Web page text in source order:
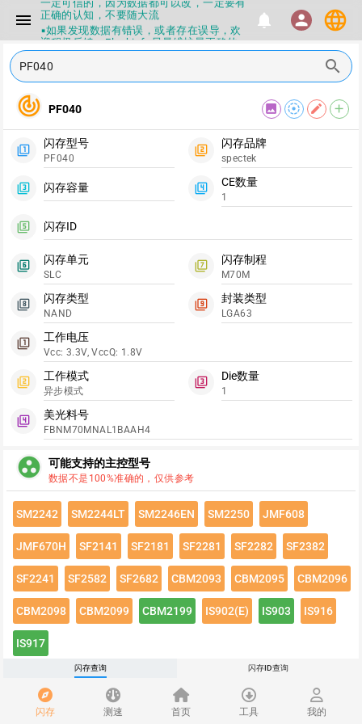
menu
正确的认知，不要随大流
▪如果发现数据有错误，或者存在误导，欢
迎积极反馈，Flashinfo尽量维护最正确的
指导性数据
▪Flashinfo APP更新技术规格和量产工具标
签啦，使用更加丝滑，快点击下载吧
下载服务会暂停一段时间才能恢复
本来就有不确定性，任何第三方工具提供的
数据都不要100%相信，包括量产工具都不
一定可信的，因为数据都可以改，一定要有
正确的认知，不要随大流
▪如果发现数据有错误，或者存在误导，欢
迎积极反馈，Flashinfo尽量维护最正确的
▪Flashinfo APP更新技术规格和量产工具标
签啦，使用更加丝滑，快点击下载吧
notifications person language
闪存 测速 首页 工具 我的
search
track_changes PF040 image filter_tilt_shift edit add
filter_1
闪存型号
PF040
filter_2
闪存品牌
spectek
filter_3 闪存容量 filter_4
CE数量
1
filter_5 闪存ID
filter_6
闪存单元
SLC
filter_7
闪存制程
M70M
filter_8
闪存类型
NAND
filter_9
封装类型
LGA63
filter_1
工作电压
Vcc: 3.3V, VccQ: 1.8V
filter_2
工作模式
异步模式
filter_3
Die数量
1
filter_4
美光料号
FBNM70MNAL1BAAH4
group_work 可能支持的主控型号
数据不是100%准确的，仅供参考
SM2242 SM2244LT SM2246EN SM2250 JMF608
JMF670H SF2141 SF2181 SF2281 SF2282 SF2382
SF2241 SF2582 SF2682 CBM2093 CBM2095 CBM2096
CBM2098 CBM2099 CBM2199 IS902(E) IS903 IS916
IS917
点击绿色按钮有惊喜哦~
闪存速度
闪存查询 闪存ID查询